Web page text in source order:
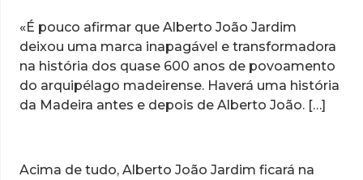
«É pouco afirmar que Alberto João Jardim
deixou uma marca inapagável e transformadora
na história dos quase 600 anos de povoamento
do arquipélago madeirense. Haverá uma história
da Madeira antes e depois de Alberto João. […]
Acima de tudo, Alberto João Jardim ficará na